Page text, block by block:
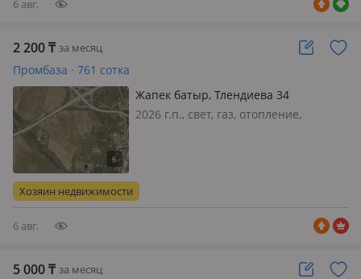
6 авг.
2 200₸ за месяц
Промбаза · 761 сотка
Жапек батыр, Тлендиева 34
2026 г.п., свет, газ, отопление,
Высота конька 10 м Есть выделенная
мощность электроэнергии
Хозяин недвижимости
6 авг.
5 000₸ за месяц